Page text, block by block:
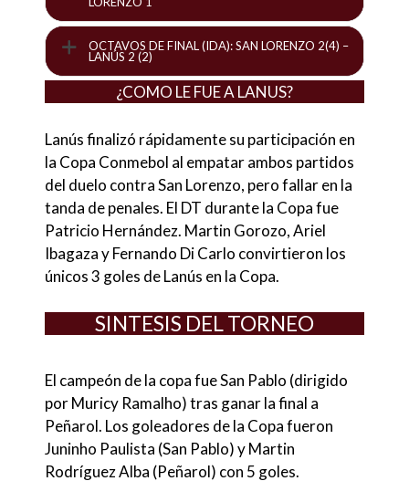
OCTAVOS DE FINAL (IDA): SAN LORENZO 2(4) –
LANÚS 2 (2)
¿COMO LE FUE A LANUS?
Lanús finalizó rápidamente su participación en
la Copa Conmebol al empatar ambos partidos
del duelo contra San Lorenzo, pero fallar en la
tanda de penales. El DT durante la Copa fue
Patricio Hernández. Martin Gorozo, Ariel
Ibagaza y Fernando Di Carlo convirtieron los
únicos 3 goles de Lanús en la Copa.
SINTESIS DEL TORNEO
El campeón de la copa fue San Pablo (dirigido
por Muricy Ramalho) tras ganar la final a
Peñarol. Los goleadores de la Copa fueron
Juninho Paulista (San Pablo) y Martin
Rodríguez Alba (Peñarol) con 5 goles.